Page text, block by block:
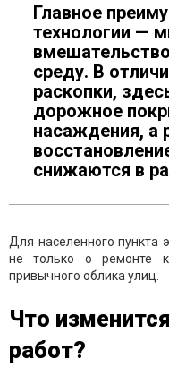
Главное
технологии —
среду. В
раскопки,
дорожное
насаждения, а
снижаются в
Для населенного пункта
не только о ремонте
привычного облика улиц.
Что
работ?